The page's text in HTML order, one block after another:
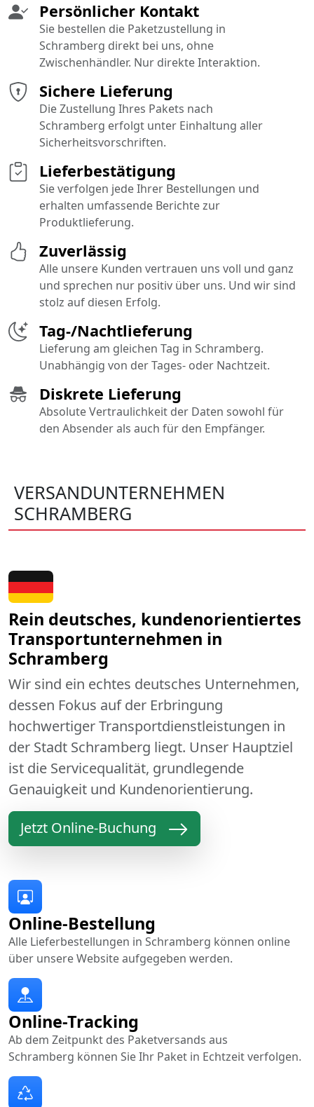
Sichere Lieferung
Die Zustellung Ihres Pakets nach
Schramberg erfolgt unter Einhaltung aller
Sicherheitsvorschriften.
Diskrete Lieferung
Absolute Vertraulichkeit der Daten sowohl für
den Absender als auch für den Empfänger.
Tag-/Nachtlieferung
Lieferung am gleichen Tag in Schramberg.
Unabhängig von der Tages- oder Nachtzeit.
Persönlicher Kontakt
Sie bestellen die Paketzustellung in
Schramberg direkt bei uns, ohne
Zwischenhändler. Nur direkte Interaktion.
Lieferbestätigung
Sie verfolgen jede Ihrer Bestellungen und
erhalten umfassende Berichte zur
Produktlieferung.
Zuverlässig
Alle unsere Kunden vertrauen uns voll und ganz
und sprechen nur positiv über uns. Und wir sind
stolz auf diesen Erfolg.
VERSANDUNTERNEHMEN
SCHRAMBERG
Rein deutsches, kundenorientiertes
Transportunternehmen in
Schramberg
Wir sind ein echtes deutsches Unternehmen,
dessen Fokus auf der Erbringung
hochwertiger Transportdienstleistungen in
der Stadt Schramberg liegt. Unser Hauptziel
ist die Servicequalität, grundlegende
Genauigkeit und Kundenorientierung.
Jetzt Online-Buchung
Online-Bestellung
Alle Lieferbestellungen in Schramberg können online
über unsere Website aufgegeben werden.
Online-Tracking
Ab dem Zeitpunkt des Paketversands aus
Schramberg können Sie Ihr Paket in Echtzeit verfolgen.